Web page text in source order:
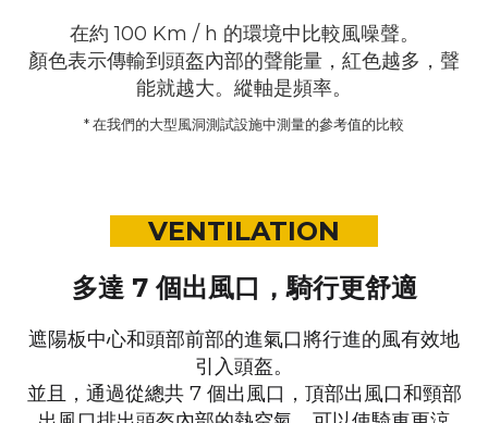
在約 100 Km / h 的環境中比較風噪聲。
顏色表示傳輸到頭盔內部的聲能量，紅色越多，聲
能就越大。縱軸是頻率。
* 在我們的大型風洞測試設施中測量的參考值的比較
VENTILATION
多達 7 個出風口，騎行更舒適
遮陽板中心和頭部前部的進氣口將行進的風有效地
引入頭盔。
並且，通過從總共 7 個出風口， 頂部出風口和頸部